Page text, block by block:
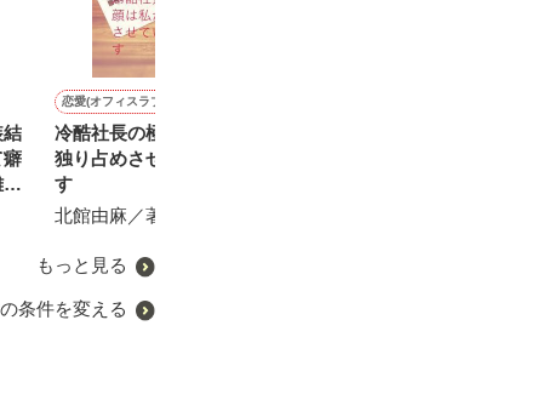
結
癖
恋愛(オフィスラブ)
冷酷社長の極上笑顔は私が
独り占めさせていただきま
す
北館由麻／著
もっと見る
条件を変える